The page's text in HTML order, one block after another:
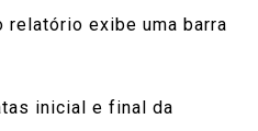
exibe uma barra
inicial e final da